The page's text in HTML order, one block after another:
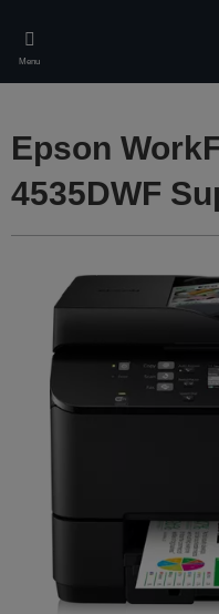
main
content
Menu
Epson
4535DWF